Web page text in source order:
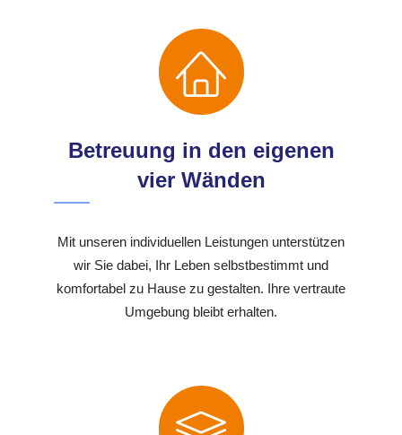
Betreuung in den eigenen
vier Wänden
Mit unseren individuellen Leistungen unterstützen
wir Sie dabei, Ihr Leben selbstbestimmt und
komfortabel zu Hause zu gestalten. Ihre vertraute
Umgebung bleibt erhalten.